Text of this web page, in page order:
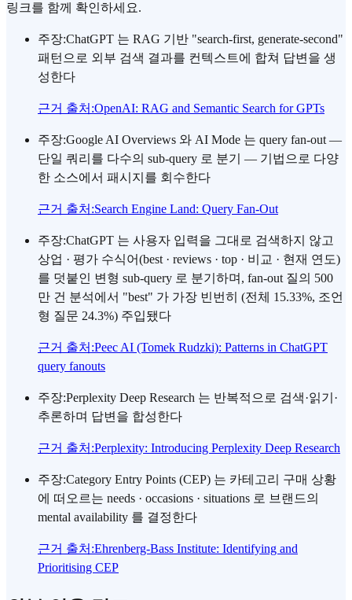
링크를 함께 확인하세요.
주장:ChatGPT 는 RAG 기반 "search-first, generate-second"
패턴으로 외부 검색 결과를 컨텍스트에 합쳐 답변을 생
성한다
근거 출처 :OpenAI: RAG and Semantic Search for GPTs
주장:Google AI Overviews 와 AI Mode 는 query fan-out —
단일 쿼리를 다수의 sub-query 로 분기 — 기법으로 다양
한 소스에서 패시지를 회수한다
근거 출처 :Search Engine Land: Query Fan-Out
주장:ChatGPT 는 사용자 입력을 그대로 검색하지 않고
상업 · 평가 수식어(best · reviews · top · 비교 · 현재 연도)
를 덧붙인 변형 sub-query 로 분기하며, fan-out 질의 500
만 건 분석에서 "best" 가 가장 빈번히 (전체 15.33%, 조언
형 질문 24.3%) 주입됐다
근거 출처 :Peec AI (Tomek Rudzki): Patterns in ChatGPT
query fanouts
주장:Perplexity Deep Research 는 반복적으로 검색·읽기·
추론하며 답변을 합성한다
근거 출처 :Perplexity: Introducing Perplexity Deep Research
주장:Category Entry Points (CEP) 는 카테고리 구매 상황
에 떠오르는 needs · occasions · situations 로 브랜드의
mental availability 를 결정한다
근거 출처 :Ehrenberg-Bass Institute: Identifying and
Prioritising CEP